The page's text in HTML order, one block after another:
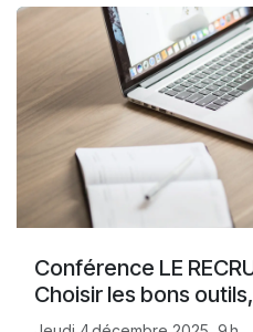
Conférence LE
Choisir les bons